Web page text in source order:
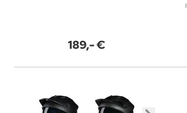
189,- €